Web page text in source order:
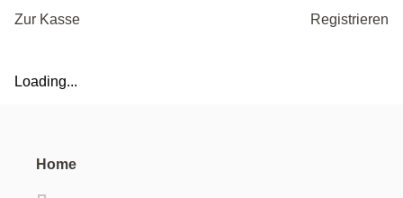
Zur Kasse
Registrieren
Loading...
Home